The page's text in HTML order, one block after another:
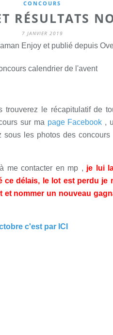
CONCOURS
RÉSULTATS
7 JANVIER 2019
Enjoy et publié depuis
trouverez le récapitulatif de
sur ma page Facebook ,
sous les photos des
me contacter en mp , je lui
ce délais, le lot est perdu je
et nommer un nouveau
c'est par ICI